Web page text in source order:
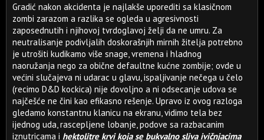
Gradić nakon akcidenta je najlakše uporediti sa klasičnom
zombi zarazom a razlika se ogleda u agresivnosti
zaposednutih i njihovoj tvrdoglavoj želji da ne umru. Za
neutralisanje podivljalih doskorašnjih mirnih žitelja potrebno
je utrošiti kudikamo više snage, vremena i hladnog
naoružanja nego za obične defaultne kućne zombije; ovde u
većini slučajeva ni udarac u glavu, ispaljivanje nečega u čelo
(recimo D&D kockica) nije dovoljno a ni odsecanje udova se
najčešće ne čini kao efikasno rešenje. Upravo iz ovog razloga
gledamo konstantnu klanicu na ekranu, vidimo tela bez
ijednog uda, rascepljene lobanje, podove sa razbacanim
iznutricama i hektolitre krvi koja se bukvalno sliva ivičnjacima